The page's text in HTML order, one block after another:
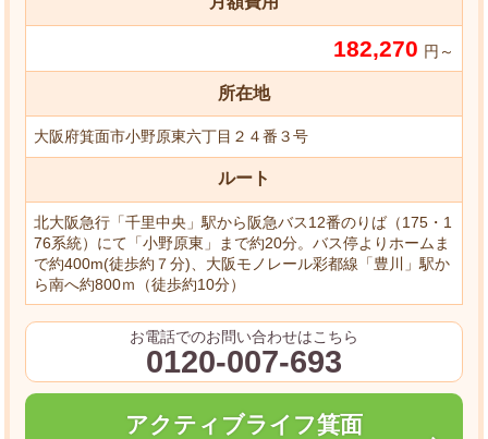
182,270 円～
所在地
大阪府箕面市小野原東六丁目２４番３号
ルート
北大阪急行「千里中央」駅から阪急バス12番のりば（175・1
76系統）にて「小野原東」まで約20分。バス停よりホームま
で約400m(徒歩約７分)、大阪モノレール彩都線「豊川」駅か
ら南へ約800ｍ（徒歩約10分）
お電話でのお問い合わせはこちら
0120-007-693
アクティブライフ箕面